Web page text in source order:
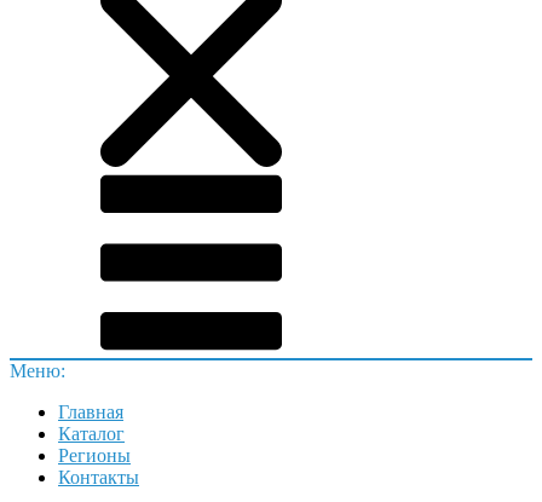
Меню:
Главная
Каталог
Регионы
Контакты